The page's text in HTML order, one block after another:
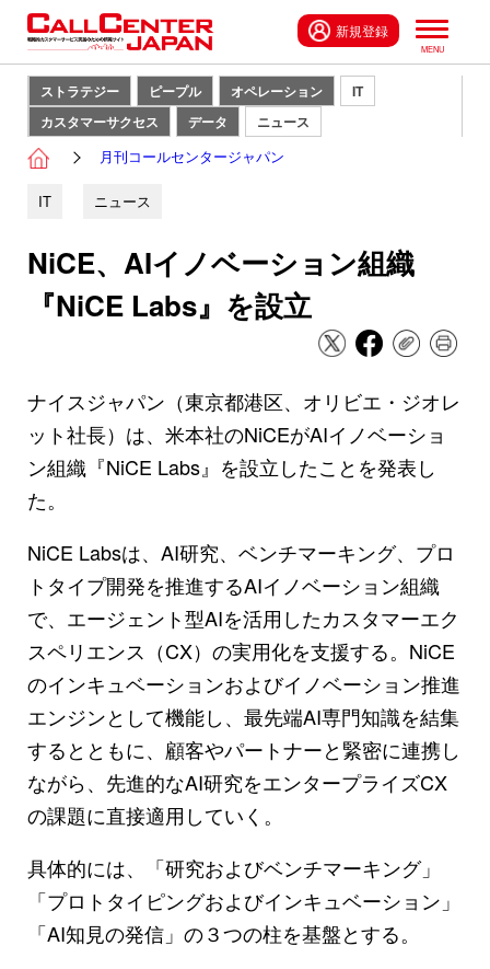
新規登録
ストラテジー ピープル オペレーション
IT
カスタマーサクセス
データ ニュース
月刊コールセンタージャパン
IT ニュース
NiCE、AIイノベーション組織
『NiCE Labs』を設立
ナイスジャパン（東京都港区、オリビエ・ジオレ
ット社長）は、米本社のNiCEがAIイノベーショ
ン組織『NiCE Labs』を設立したことを発表し
た。
NiCE Labsは、AI研究、ベンチマーキング、プロ
トタイプ開発を推進するAIイノベーション組織
で、エージェント型AIを活用したカスタマーエク
スペリエンス（CX）の実用化を支援する。NiCE
のインキュベーションおよびイノベーション推進
エンジンとして機能し、最先端AI専門知識を結集
するとともに、顧客やパートナーと緊密に連携し
ながら、先進的なAI研究をエンタープライズCX
の課題に直接適用していく。
具体的には、「研究およびベンチマーキング」
「プロトタイピングおよびインキュベーション」
「AI知見の発信」の３つの柱を基盤とする。